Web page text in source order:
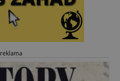
reklama